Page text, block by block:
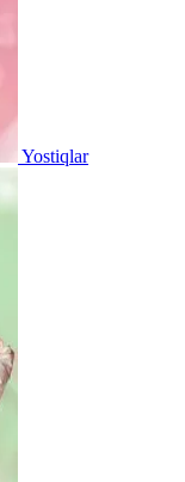
Yostiqlar